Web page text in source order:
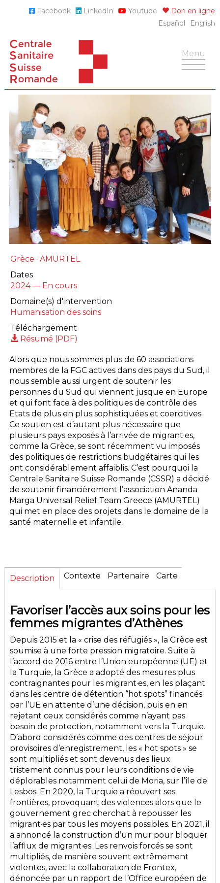
Don en ligne
Youtube
LinkedIn
Facebook
English
Español
Toggle
Menu
Grèce · AMURTEL
Dates
2024 — En cours
Domaine(s) d'intervention
Humanisation des soins
Téléchargement
Résumé (PDF)
Alors que nous sommes plus de 60 associations
membres de la FGC actives dans des pays du Sud, il
nous semble aussi urgent de soutenir les
personnes du Sud qui viennent jusque en Europe
et qui font face à des politiques de contrôle des
Etats de plus en plus sophistiquées et coercitives.
Ce soutien est d’autant plus nécessaire que
plusieurs pays exposés à l’arrivée de migrant·es,
comme la Grèce, se sont récemment vu imposés
des politiques de restrictions budgétaires qui les
ont considérablement affaiblis. C’est pourquoi la
Centrale Sanitaire Suisse Romande (CSSR) a décidé
de soutenir financièrement l’association Ananda
Marga Universal Relief Team Greece (AMURTEL)
qui met en place des projets dans le domaine de la
santé maternelle et infantile.
Description Contexte Partenaire Carte
Favoriser l’accès aux soins pour les
femmes migrantes d’Athènes
Depuis 2015 et la « crise des réfugiés », la Grèce est
soumise à une forte pression migratoire. Suite à
l’accord de 2016 entre l’Union européenne (UE) et
la Turquie, la Grèce a adopté des mesures plus
contraignantes pour les migrant·es, en les plaçant
dans les centre de détention “hot spots” financés
par l’UE en attente d’une décision, puis en en
rejetant ceux considérés comme n’ayant pas
besoin de protection, notamment vers la Turquie.
D’abord considérés comme des centres de séjour
provisoires d’enregistrement, les « hot spots » se
sont multipliés et sont devenus des lieux
tristement connus pour leurs conditions de vie
déplorables notamment celui de Moria, sur l’île de
Lesbos. En 2020, la Turquie a réouvert ses
frontières, provoquant des violences alors que le
gouvernement grec cherchait à repousser les
migrant·es par tous les moyens possibles. En 2021, il
a annoncé la construction d’un mur pour bloquer
l’afflux de migrant·es. Les renvois forcés se sont
multipliés, de manière souvent extrêmement
violentes, avec la collaboration de Frontex,
dénoncée par un rapport de l’Office européen de